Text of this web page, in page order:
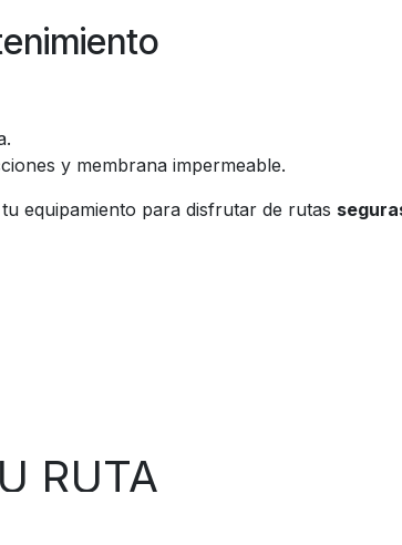
funcionales.
y membrana impermeable.